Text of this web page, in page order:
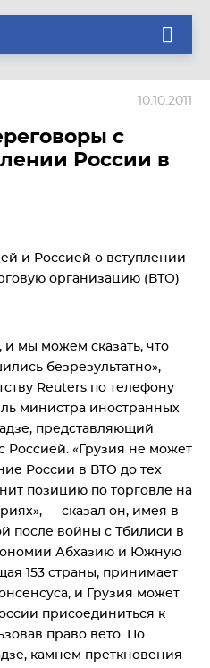
с
России в
10.10.2011
и Россией о вступлении
организацию (ВТО)
мы можем сказать, что
безрезультатно», —
Reuters по телефону
министра иностранных
представляющий
Россией. «Грузия не может
России в ВТО до тех
позицию по торговле на
— сказал он, имея в
после войны с Тбилиси в
Абхазию и Южную
153 страны, принимает
и Грузия может
присоединиться к
право вето. По
камнем преткновения